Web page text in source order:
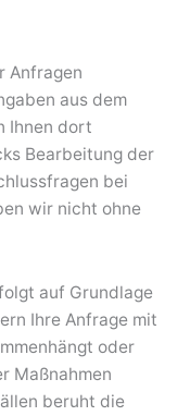
Anfragen
aus dem
Ihnen dort
Bearbeitung der
bei
wir nicht ohne
auf Grundlage
Ihre Anfrage mit
oder
Maßnahmen
beruht die